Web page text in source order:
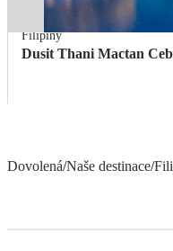
Filipíny
Dusit Thani Mactan
Dovolená/Naše destinace/